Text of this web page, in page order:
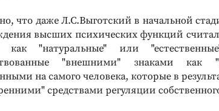
что даже Л.С.Выготский в начальной
высших психических функций
как "натуральные" или
"внешними" знаками как
на самого человека, которые в
средствами регуляции